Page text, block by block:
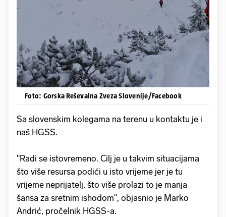
Foto: Gorska Reševalna Zveza Slovenije/Facebook
Sa slovenskim kolegama na terenu u kontaktu je i
naš HGSS.
"Radi se istovremeno. Cilj je u takvim situacijama
što više resursa podići u isto vrijeme jer je tu
vrijeme neprijatelj, što više prolazi to je manja
šansa za sretnim ishodom", objasnio je Marko
Andrić, pročelnik HGSS-a.